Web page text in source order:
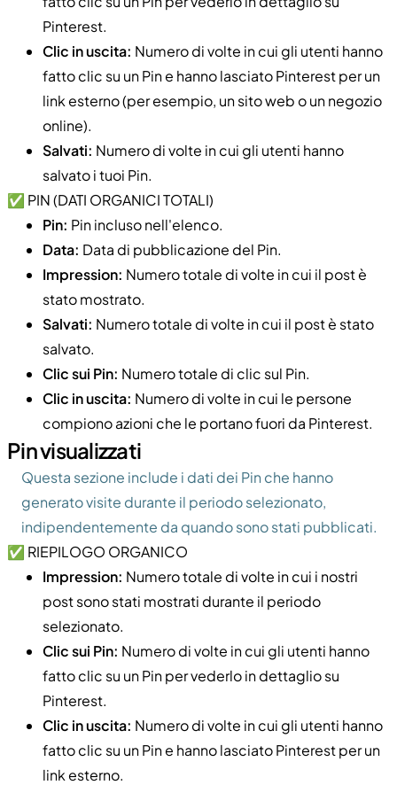
Pinterest.
Clic in uscita: Numero di volte in cui gli utenti hanno
fatto clic su un Pin e hanno lasciato Pinterest per un
link esterno (per esempio, un sito web o un negozio
online).
Salvati: Numero di volte in cui gli utenti hanno
salvato i tuoi Pin.
✅ PIN (DATI ORGANICI TOTALI)
Pin: Pin incluso nell'elenco.
Data: Data di pubblicazione del Pin.
Impression: Numero totale di volte in cui il post è
stato mostrato.
Salvati: Numero totale di volte in cui il post è stato
salvato.
Clic sui Pin: Numero totale di clic sul Pin.
Clic in uscita: Numero di volte in cui le persone
compiono azioni che le portano fuori da Pinterest.
Pin visualizzati
Questa sezione include i dati dei Pin che hanno
generato visite durante il periodo selezionato,
indipendentemente da quando sono stati pubblicati.
✅ RIEPILOGO ORGANICO
Impression: Numero totale di volte in cui i nostri
post sono stati mostrati durante il periodo
selezionato.
Clic sui Pin: Numero di volte in cui gli utenti hanno
fatto clic su un Pin per vederlo in dettaglio su
Pinterest.
Clic in uscita: Numero di volte in cui gli utenti hanno
fatto clic su un Pin e hanno lasciato Pinterest per un
link esterno.